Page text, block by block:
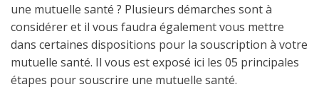
une mutuelle santé ? Plusieurs démarches sont à
considérer et il vous faudra également vous mettre
dans certaines dispositions pour la souscription à votre
mutuelle santé. Il vous est exposé ici les 05 principales
étapes pour souscrire une mutuelle santé.